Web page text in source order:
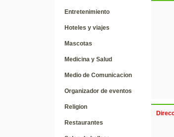
Entretenimiento
Hoteles y viajes
Mascotas
Medicina y Salud
Medio de Comunicacion
Organizador de eventos
Religion
Restaurantes